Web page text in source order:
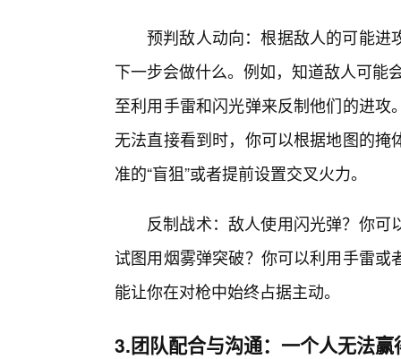
预判敌人动向：根据敌人的可能进
下一步会做什么。例如，知道敌人可能
至利用手雷和闪光弹来反制他们的进
无法直接看到时，你可以根据地图的
准的“盲狙”或者提前设置交叉火力。
反制战术：敌人使用闪光弹？你
试图用烟雾弹突破？你可以利用手雷
能让你在对枪中始终占据主动。
3.团队配合与沟通：一个人无法赢